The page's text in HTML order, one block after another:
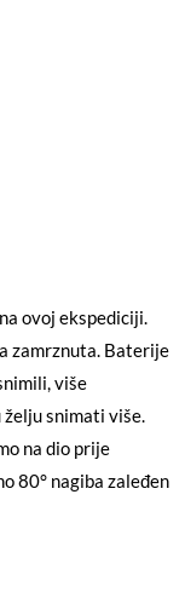
ovoj ekspediciji.
zamrznuta. Baterije
više
snimati više.
na dio prije
80° nagiba zaleđen